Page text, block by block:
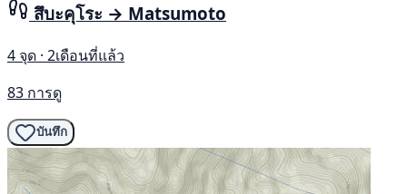
สึบะคุโระ → Matsumoto
4 จุด · 2เดือนที่แล้ว
83 การดู
บันทึก